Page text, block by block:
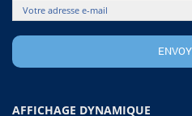
AFFICHAGE DYNAMIQUE